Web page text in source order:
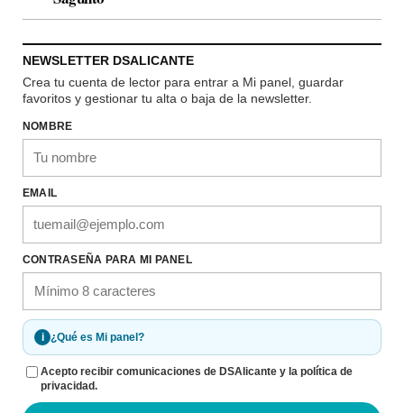
NEWSLETTER DSALICANTE
Crea tu cuenta de lector para entrar a Mi panel, guardar
favoritos y gestionar tu alta o baja de la newsletter.
NOMBRE
EMAIL
CONTRASEÑA PARA MI PANEL
i ¿Qué es Mi panel?
Acepto recibir comunicaciones de DSAlicante y la política de
privacidad.